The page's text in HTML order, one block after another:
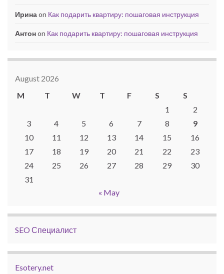
Иринаon Как подарить квартиру: пошаговая инструкция
Антонon Как подарить квартиру: пошаговая инструкция
August 2026
M
T W T F S
S
1
2
3
4 5 6 7 8
9
10
11 12 13 14 15
16
17
18 19 20 21 22
23
24
25 26 27 28 29
30
31
« May
SEO Специалист
Esotery.net